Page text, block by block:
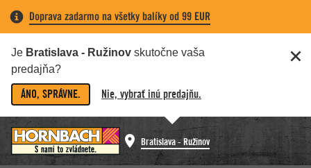
Doprava zadarmo na všetky balíky od 99 EUR
Je Bratislava - Ružinov skutočne vaša
predajňa?
ÁNO, SPRÁVNE. Nie, vybrať inú predajňu.
Bratislava - Ružinov